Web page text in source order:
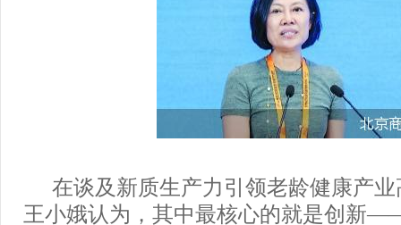
在谈及新质生产力引领老龄健康产
王小娥认为，其中最核心的就是创新